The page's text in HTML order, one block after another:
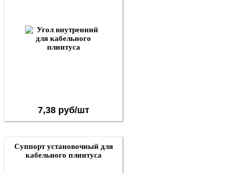
7,38 руб/шт
Суппорт установочный для
кабельного плинтуса